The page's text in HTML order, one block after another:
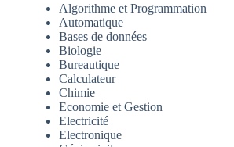
Algorithme et Programmation
Automatique
Bases de données
Biologie
Bureautique
Calculateur
Chimie
Economie et Gestion
Electricité
Electronique